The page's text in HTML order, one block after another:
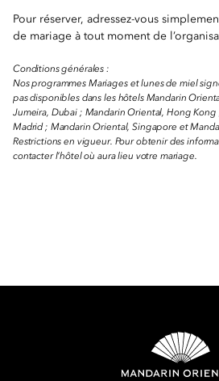
Pour réserver, adressez-vous
de mariage à tout moment de
Conditions générales :
Nos programmes Mariages et lunes de miel
pas disponibles dans les hôtels Mandarin
Jumeira, Dubai ; Mandarin Oriental, Hong Kong
Madrid ; Mandarin Oriental, Singapore et
Restrictions en vigueur. Pour obtenir des
contacter l’hôtel où aura lieu votre mariage.